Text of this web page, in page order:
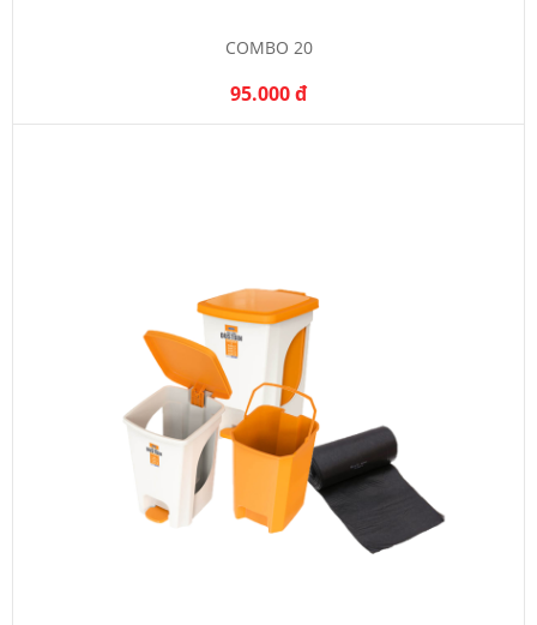
COMBO 20
95.000 đ